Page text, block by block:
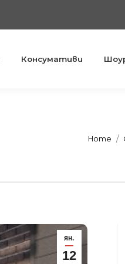
Консумативи
Home
ян.
12